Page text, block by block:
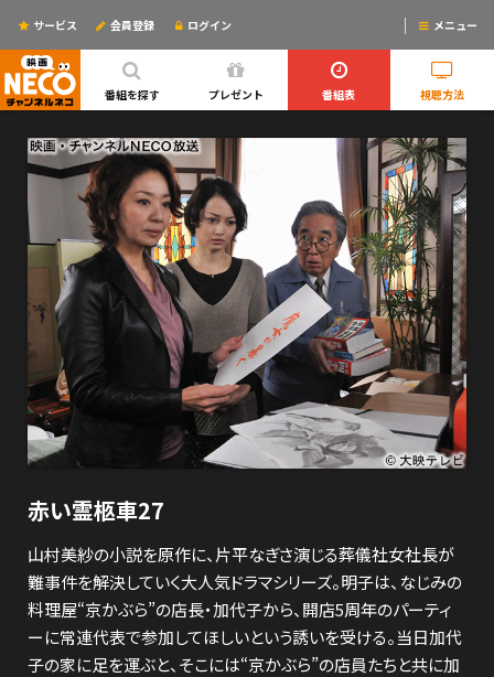
番組を探す プレゼント 番組表 視聴方法
サービス 会員登録 ログイン メニュー
ログインするとリマインドメールが使えるYO!
赤い霊柩車27
山村美紗の小説を原作に、片平なぎさ演じる葬儀社女社長が
難事件を解決していく大人気ドラマシリーズ。明子は、なじみの
料理屋“京かぶら”の店長・加代子から、開店5周年のパーティ
ーに常連代表で参加してほしいという誘いを受ける。当日加代
子の家に足を運ぶと、そこには“京かぶら”の店員たちと共に加